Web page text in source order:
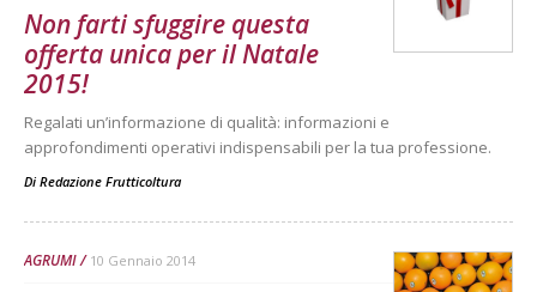
Non farti sfuggire questa
offerta unica per il Natale
2015!
Regalati un’informazione di qualità: informazioni e
approfondimenti operativi indispensabili per la tua professione.
Di Redazione Frutticoltura
AGRUMI 10 Gennaio 2014